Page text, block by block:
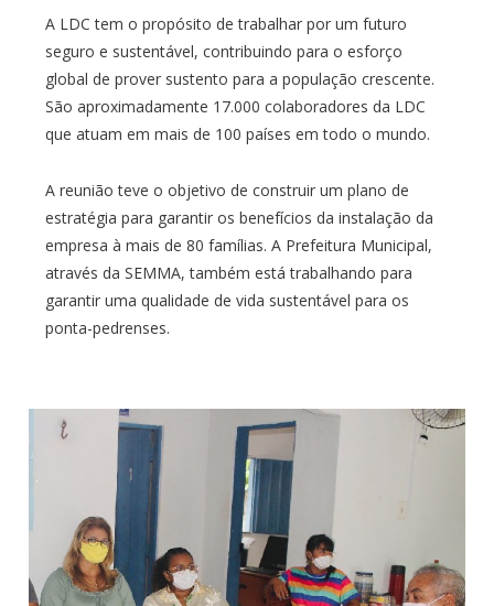
A LDC tem o propósito de trabalhar por um futuro
seguro e sustentável, contribuindo para o esforço
global de prover sustento para a população crescente.
São aproximadamente 17.000 colaboradores da LDC
que atuam em mais de 100 países em todo o mundo.
A reunião teve o objetivo de construir um plano de
estratégia para garantir os benefícios da instalação da
empresa à mais de 80 famílias. A Prefeitura Municipal,
através da SEMMA, também está trabalhando para
garantir uma qualidade de vida sustentável para os
ponta-pedrenses.